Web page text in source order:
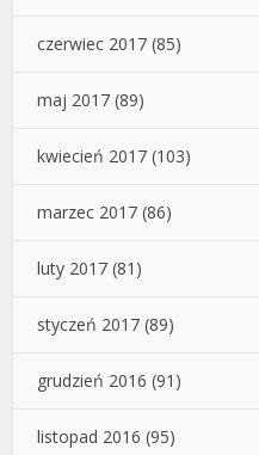
czerwiec 2017 (85)
maj 2017 (89)
kwiecień 2017 (103)
marzec 2017 (86)
luty 2017 (81)
styczeń 2017 (89)
grudzień 2016 (91)
listopad 2016 (95)